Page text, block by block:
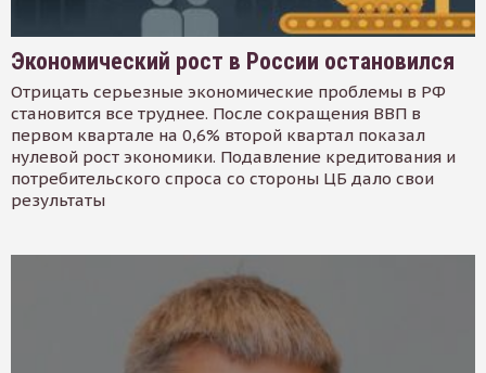
Экономический рост в России остановился
Отрицать серьезные экономические проблемы в РФ
становится все труднее. После сокращения ВВП в
первом квартале на 0,6% второй квартал показал
нулевой рост экономики. Подавление кредитования и
потребительского спроса со стороны ЦБ дало свои
результаты